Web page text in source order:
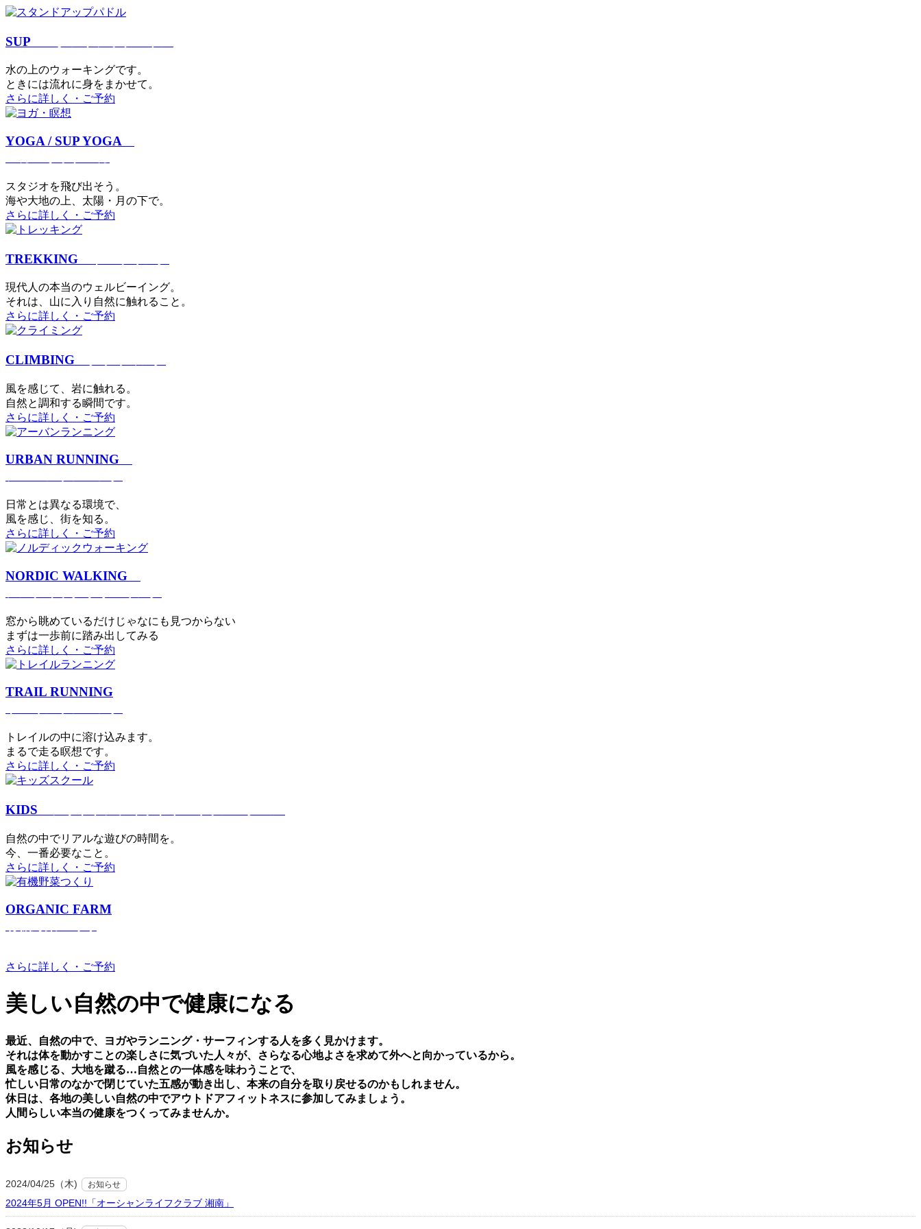
SUP
⽔の上のウォーキングです。
ときには流れに身をまかせて。
さらに詳しく・ご予約
YOGA / SUP YOGA
スタジオを⾶び出そう。
海や大地の上、太陽・⽉の下で。
さらに詳しく・ご予約
TREKKING
現代⼈の本当のウェルビーイング。
それは、⼭に⼊り⾃然に触れること。
さらに詳しく・ご予約
CLIMBING
⾵を感じて、岩に触れる。
⾃然と調和する瞬間です。
さらに詳しく・ご予約
URBAN RUNNING
日常とは異なる環境で、
風を感じ、街を知る。
さらに詳しく・ご予約
NORDIC WALKING
窓から眺めているだけじゃなにも見つからない
まずは一歩前に踏み出してみる
さらに詳しく・ご予約
TRAIL RUNNING
トレイルの中に溶け込みます。
まるで⾛る瞑想です。
さらに詳しく・ご予約
KIDS
⾃然の中でリアルな遊びの時間を。
今、⼀番必要なこと。
さらに詳しく・ご予約
ORGANIC FARM
さらに詳しく・ご予約
美しい⾃然の中で健康になる
最近、⾃然の中で、ヨガやランニング・サーフィンする⼈を多く⾒かけます。
それは体を動かすことの楽しさに気づいた⼈々が、さらなる⼼地よさを求めて外へと向かっているから。
⾵を感じる、⼤地を蹴る…⾃然との⼀体感を味わうことで、
忙しい⽇常のなかで閉じていた五感が動き出し、本来の⾃分を取り戻せるのかもしれません。
休⽇は、各地の美しい⾃然の中でアウトドアフィットネスに参加してみましょう。
⼈間らしい本当の健康をつくってみませんか。
お知らせ
2024/04/25（木) お知らせ
2024年5月 OPEN!!「オーシャンライフクラブ 湘南」